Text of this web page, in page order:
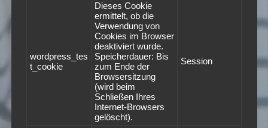
wordpress_tes
t_cookie
Dieses Cookie
ermittelt, ob die
Verwendung von
Cookies im Browser
deaktiviert wurde.
Speicherdauer: Bis
zum Ende der
Browsersitzung
(wird beim
Schließen Ihres
Internet-Browsers
gelöscht).
Session